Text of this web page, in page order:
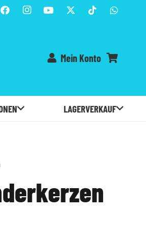
Mein Konto
LAGERVERKAUF